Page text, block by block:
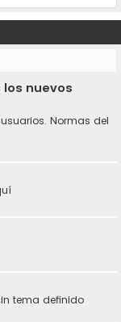
los nuevos
Normas del
tema definido